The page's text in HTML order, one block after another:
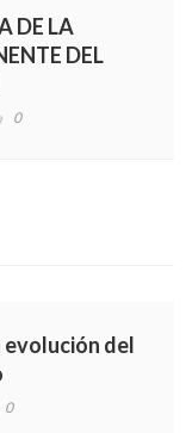
DE LA
DEL
0
del
0